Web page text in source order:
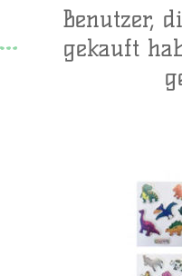
Benutzer,
gekauft